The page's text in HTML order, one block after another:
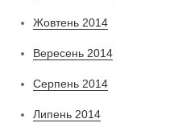
Жовтень 2014
Вересень 2014
Серпень 2014
Липень 2014